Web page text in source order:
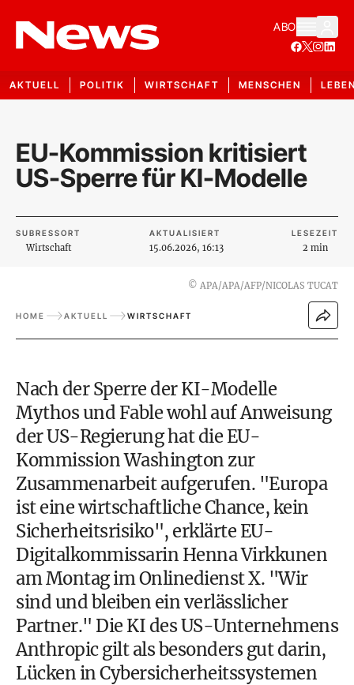
ABO
AKTUELL POLITIK WIRTSCHAFT MENSCHEN
EU-Kommission kritisiert
US-Sperre für KI-Modelle
SUBRESSORT
Wirtschaft
AKTUALISIERT
15.06.2026, 16:13
LESEZEIT
2 min
© APA/APA/AFP/NICOLAS TUCAT
HOME AKTUELL WIRTSCHAFT
Nach der Sperre der KI-Modelle
Mythos und Fable wohl auf Anweisung
der US-Regierung hat die EU-
Kommission Washington zur
Zusammenarbeit aufgerufen. "Europa
ist eine wirtschaftliche Chance, kein
Sicherheitsrisiko", erklärte EU-
Digitalkommissarin Henna Virkkunen
am Montag im Onlinedienst X. "Wir
sind und bleiben ein verlässlicher
Partner." Die KI des US-Unternehmens
Anthropic gilt als besonders gut darin,
Lücken in Cybersicherheitssystemen